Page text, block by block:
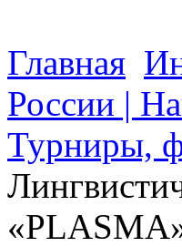
Главная
России |
Турниры,